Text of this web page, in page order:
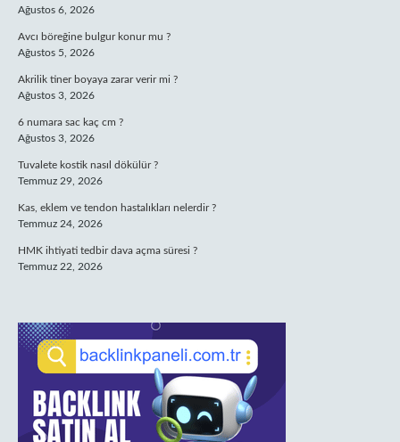
Ağustos 6, 2026
Avcı böreğine bulgur konur mu ?
Ağustos 5, 2026
Akrilik tiner boyaya zarar verir mi ?
Ağustos 3, 2026
6 numara sac kaç cm ?
Ağustos 3, 2026
Tuvalete kostik nasıl dökülür ?
Temmuz 29, 2026
Kas, eklem ve tendon hastalıkları nelerdir ?
Temmuz 24, 2026
HMK ihtiyati tedbir dava açma süresi ?
Temmuz 22, 2026